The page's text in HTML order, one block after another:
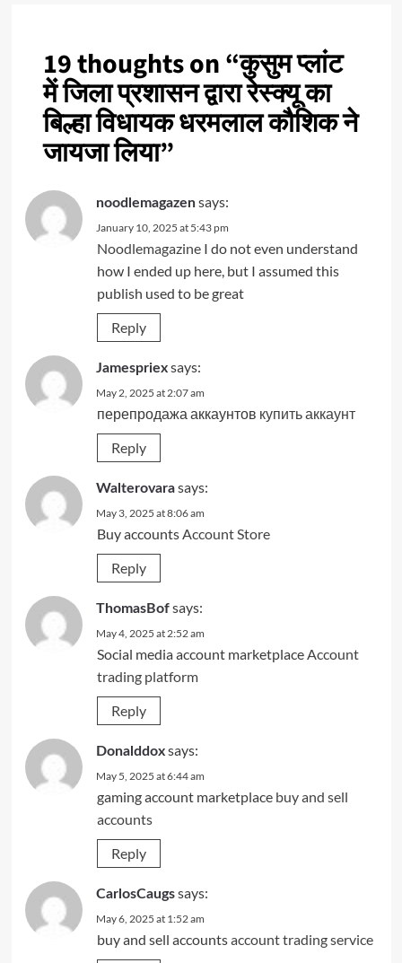
19 thoughts on “कुसुम प्लांट
में जिला प्रशासन द्वारा रेस्क्यू का
बिल्हा विधायक धरमलाल कौशिक ने
जायजा लिया”
noodlemagazen says:
January 10, 2025 at 5:43 pm
NoodlemagazineI do not even understand
how I ended up here, but I assumed this
publish used to be great
Reply
Jamespriex says:
May 2, 2025 at 2:07 am
перепродажа аккаунтов купить аккаунт
Reply
Walterovara says:
May 3, 2025 at 8:06 am
Buy accounts Account Store
Reply
ThomasBof says:
May 4, 2025 at 2:52 am
Social media account marketplace Account
trading platform
Reply
Donalddox says:
May 5, 2025 at 6:44 am
gaming account marketplace buy and sell
accounts
Reply
CarlosCaugs says:
May 6, 2025 at 1:52 am
buy and sell accountsaccount trading service